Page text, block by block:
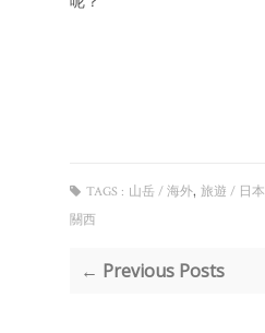
TAGS : 山岳 / 海外, 旅遊 / 日本
關西
← Previous Posts